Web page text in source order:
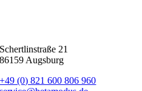
Schert­lin­stra­ße 21
86159 Augs­burg
+49 (0) 821 600 806 960